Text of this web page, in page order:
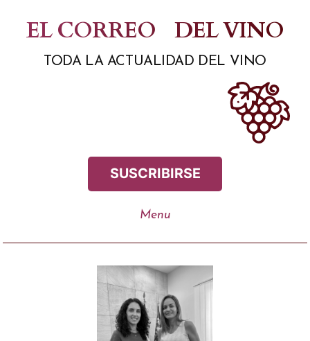
contenido
EL CORREO DEL VINO
TODA LA ACTUALIDAD DEL VINO
SUSCRIBIRSE